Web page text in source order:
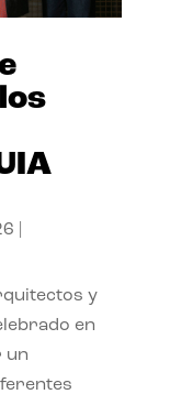
y
en
un